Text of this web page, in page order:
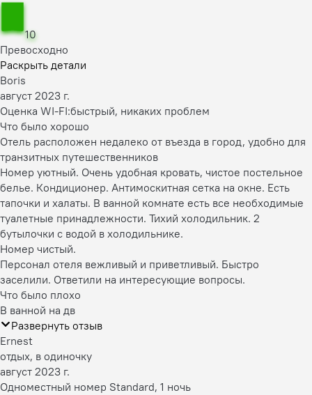
10
Превосходно
Раскрыть детали
Boris
август 2023 г.
Оценка WI-FI:быстрый, никаких проблем
Что было хорошо
Отель расположен недалеко от въезда в город, удобно для
транзитных путешественников
Номер уютный. Очень удобная кровать, чистое постельное
белье. Кондиционер. Антимоскитная сетка на окне. Есть
тапочки и халаты. В ванной комнате есть все необходимые
туалетные принадлежности. Тихий холодильник. 2
бутылочки с водой в холодильнике.
Номер чистый.
Персонал отеля вежливый и приветливый. Быстро
заселили. Ответили на интересующие вопросы.
Что было плохо
В ванной на дв
Развернуть отзыв
Ernest
отдых, в одиночку
август 2023 г.
Одноместный номер Standard, 1 ночь